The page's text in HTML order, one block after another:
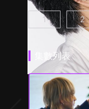
25時，赤坂見
1 25時
2
集數列表